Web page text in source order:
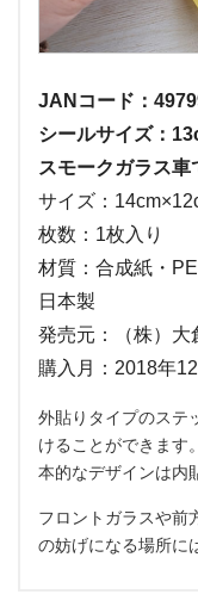
JANコード：
シールサイズ：
スモークガラス車
サイズ：
枚数：1枚入り
材質：合成紙・
日本製
発売元：（株）大
購入月：2018年12
外貼りタイプのステ
けることができます
本的なデザインは内
フロントガラスや前
の妨げになる場所に